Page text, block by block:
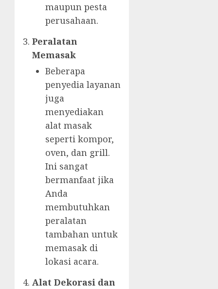
maupun pesta
perusahaan.
Peralatan
Memasak
Beberapa
penyedia layanan
juga
menyediakan
alat masak
seperti kompor,
oven, dan grill.
Ini sangat
bermanfaat jika
Anda
membutuhkan
peralatan
tambahan untuk
memasak di
lokasi acara.
Alat Dekorasi dan